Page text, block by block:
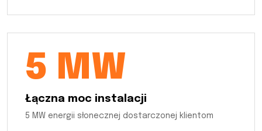
5 MW
Łączna moc instalacji
5 MW energii słonecznej dostarczonej klientom